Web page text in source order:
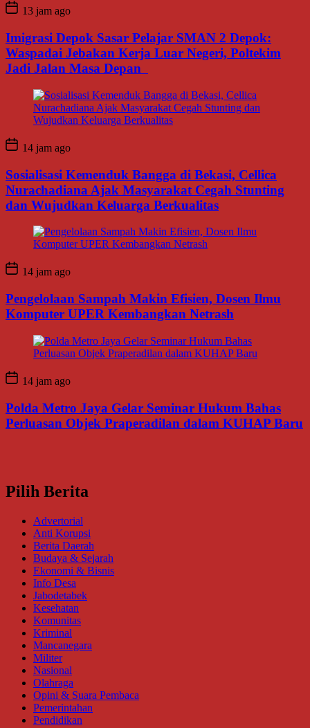
13 jam ago
Imigrasi Depok Sasar Pelajar SMAN 2 Depok:
Waspadai Jebakan Kerja Luar Negeri, Poltekim
Jadi Jalan Masa Depan
14 jam ago
Sosialisasi Kemenduk Bangga di Bekasi, Cellica
Nurachadiana Ajak Masyarakat Cegah Stunting
dan Wujudkan Keluarga Berkualitas
14 jam ago
Pengelolaan Sampah Makin Efisien, Dosen Ilmu
Komputer UPER Kembangkan Netrash
14 jam ago
Polda Metro Jaya Gelar Seminar Hukum Bahas
Perluasan Objek Praperadilan dalam KUHAP Baru
Pilih Berita
Advertorial
Anti Korupsi
Berita Daerah
Budaya & Sejarah
Ekonomi & Bisnis
Info Desa
Jabodetabek
Kesehatan
Komunitas
Kriminal
Mancanegara
Militer
Nasional
Olahraga
Opini & Suara Pembaca
Pemerintahan
Pendidikan